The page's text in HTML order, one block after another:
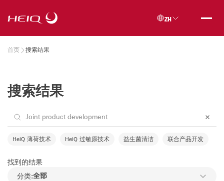
main
content
ZH
Breadcrumb
首页 搜索结果
搜索结果
HeiQ 薄荷技术 HeiQ 过敏原技术 益生菌清洁 联合产品开发
找到的结果
分类:全部